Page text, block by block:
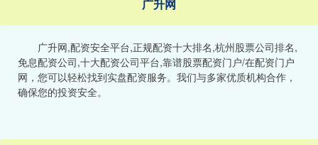
广升网
广升网,配资安全平台,正规配资十大排名,杭州股票公司排名,
免息配资公司,十大配资公司平台,靠谱股票配资门户/在配资门户
网，您可以轻松找到实盘配资服务。我们与多家优质机构合作，
确保您的投资安全。